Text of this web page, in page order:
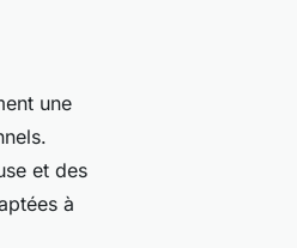
une
et des
à